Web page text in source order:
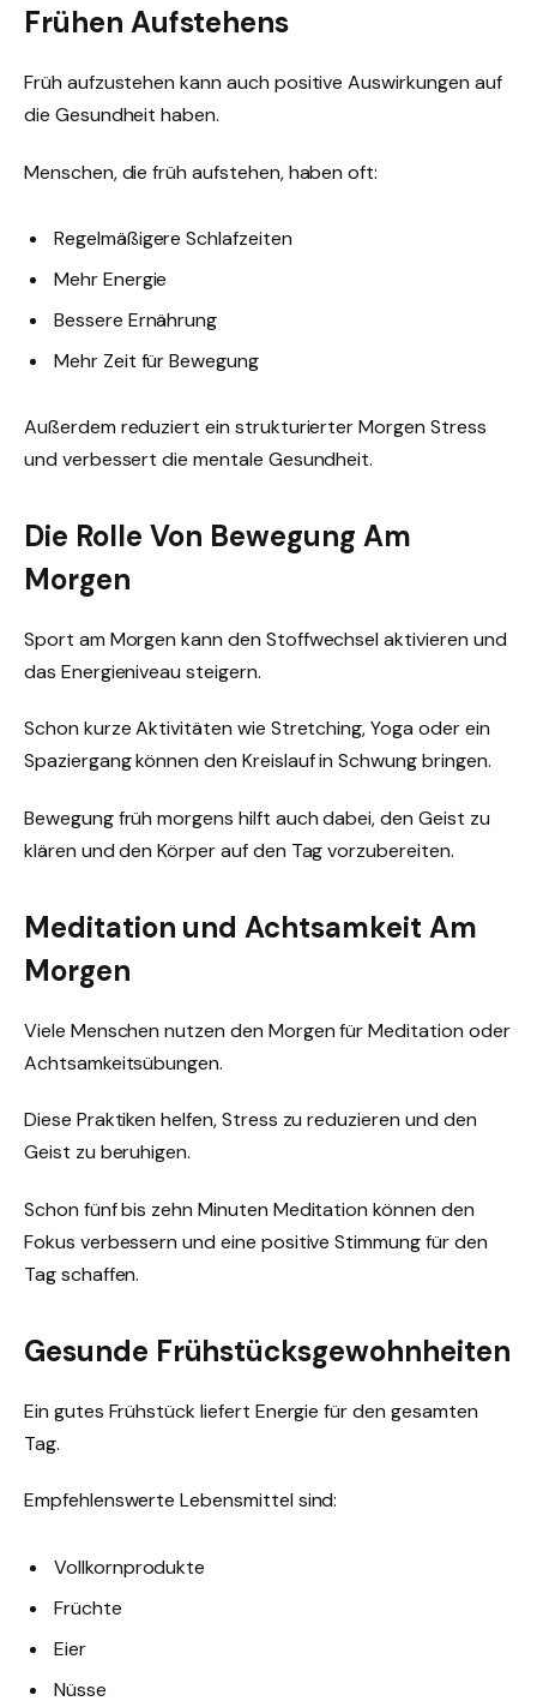
Frühen Aufstehens
Früh aufzustehen kann auch positive Auswirkungen auf
die Gesundheit haben.
Menschen, die früh aufstehen, haben oft:
Regelmäßigere Schlafzeiten
Mehr Energie
Bessere Ernährung
Mehr Zeit für Bewegung
Außerdem reduziert ein strukturierter Morgen Stress
und verbessert die mentale Gesundheit.
Die Rolle Von Bewegung Am
Morgen
Sport am Morgen kann den Stoffwechsel aktivieren und
das Energieniveau steigern.
Schon kurze Aktivitäten wie Stretching, Yoga oder ein
Spaziergang können den Kreislauf in Schwung bringen.
Bewegung früh morgens hilft auch dabei, den Geist zu
klären und den Körper auf den Tag vorzubereiten.
Meditation und Achtsamkeit Am
Morgen
Viele Menschen nutzen den Morgen für Meditation oder
Achtsamkeitsübungen.
Diese Praktiken helfen, Stress zu reduzieren und den
Geist zu beruhigen.
Schon fünf bis zehn Minuten Meditation können den
Fokus verbessern und eine positive Stimmung für den
Tag schaffen.
Gesunde Frühstücksgewohnheiten
Ein gutes Frühstück liefert Energie für den gesamten
Tag.
Empfehlenswerte Lebensmittel sind:
Vollkornprodukte
Früchte
Eier
Nüsse